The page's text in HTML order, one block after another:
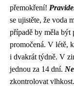
přemokření!
se ujistěte, že voda
případě by měla být
promočená. V létě,
i dvakrát týdně. V
jednou za 14 dní.
zkontrolovat